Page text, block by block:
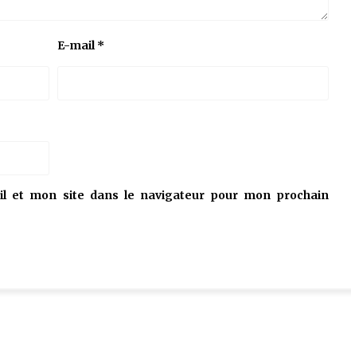
E-mail*
et mon site dans le navigateur pour mon prochain